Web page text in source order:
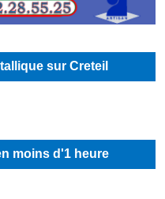
sur Creteil
moins d'1 heure